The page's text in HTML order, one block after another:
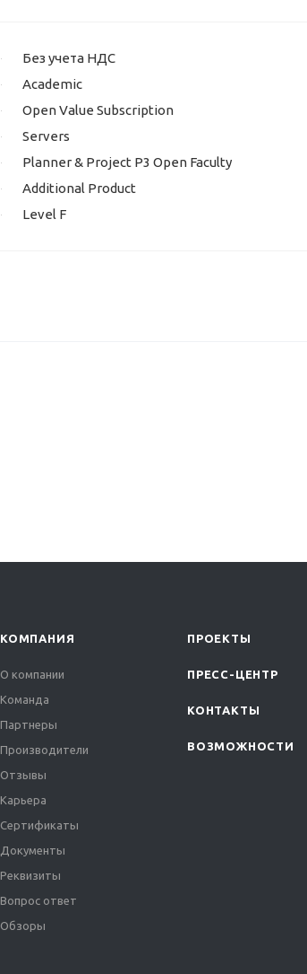
Без учета НДС
Academic
Open Value Subscription
Servers
Planner & Project P3 Open Faculty
Additional Product
Level F
КОМПАНИЯ
О компании
Команда
Партнеры
Производители
Отзывы
Карьера
Сертификаты
Документы
Реквизиты
Вопрос ответ
Обзоры
ПРОЕКТЫ
ПРЕСС-ЦЕНТР
КОНТАКТЫ
ВОЗМОЖНОСТИ